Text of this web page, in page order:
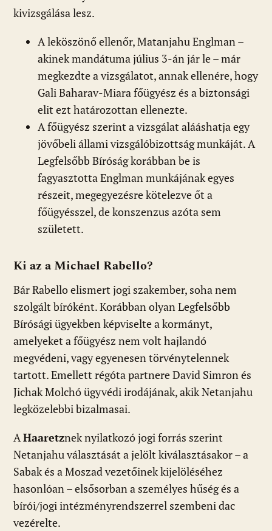
kivizsgálása lesz.
A leköszönő ellenőr, Matanjahu Englman –
akinek mandátuma július 3-án jár le – már
megkezdte a vizsgálatot, annak ellenére, hogy
Gali Baharav-Miara főügyész és a biztonsági
elit ezt határozottan ellenezte.
A főügyész szerint a vizsgálat alááshatja egy
jövőbeli állami vizsgálóbizottság munkáját. A
Legfelsőbb Bíróság korábban be is
fagyasztotta Englman munkájának egyes
részeit, megegyezésre kötelezve őt a
főügyésszel, de konszenzus azóta sem
született.
Ki az a Michael Rabello?
Bár Rabello elismert jogi szakember, soha nem
szolgált bíróként. Korábban olyan Legfelsőbb
Bírósági ügyekben képviselte a kormányt,
amelyeket a főügyész nem volt hajlandó
megvédeni, vagy egyenesen törvénytelennek
tartott. Emellett régóta partnere David Simron és
Jichak Molchó ügyvédi irodájának, akik Netanjahu
legközelebbi bizalmasai.
AHaaretznek nyilatkozó jogi forrás szerint
Netanjahu választását a jelölt kiválasztásakor – a
Sabak és a Moszad vezetőinek kijelöléséhez
hasonlóan – elsősorban a személyes hűség és a
bírói/jogi intézményrendszerrel szembeni dac
vezérelte.